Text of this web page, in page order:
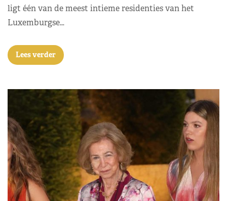
ligt één van de meest intieme residenties van het
Luxemburgse…
Lees verder